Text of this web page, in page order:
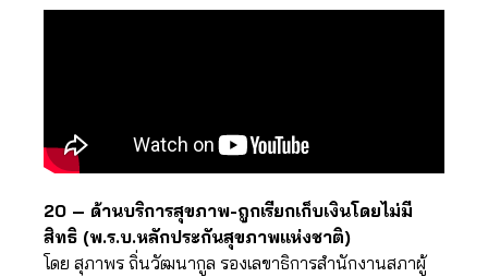
20 – ด้านบริการสุขภาพ-ถูกเรียกเก็บเงินโดยไม่มี
สิทธิ (พ.ร.บ.หลักประกันสุขภาพแห่งชาติ)
โดย สุภาพร ถิ่นวัฒนากูล รองเลขาธิการสำนักงานสภาผู้